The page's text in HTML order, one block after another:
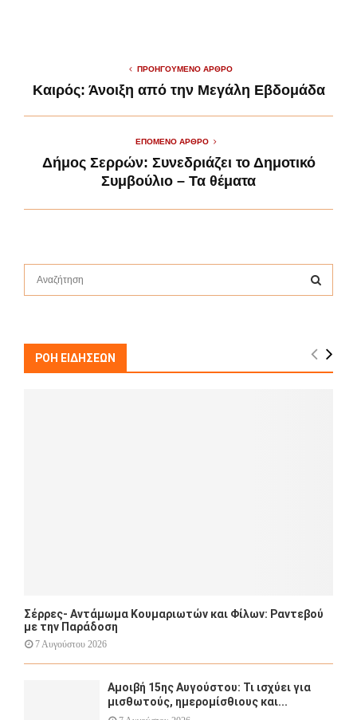
ΠΡΟΗΓΟΎΜΕΝΟ ΆΡΘΡΟ
Καιρός: Άνοιξη από την Μεγάλη Εβδομάδα
ΕΠΌΜΕΝΟ ΆΡΘΡΟ
Δήμος Σερρών: Συνεδριάζει το Δημοτικό
Συμβούλιο – Τα θέματα
f
A
ΡΟΗ ΕΙΔΗΣΕΩΝ
Σέρρες- Αντάμωμα Κουμαριωτών και Φίλων: Ραντεβού
με την Παράδοση
7 Αυγούστου 2026
Αμοιβή 15ης Αυγούστου: Τι ισχύει για
μισθωτούς, ημερομίσθιους και...